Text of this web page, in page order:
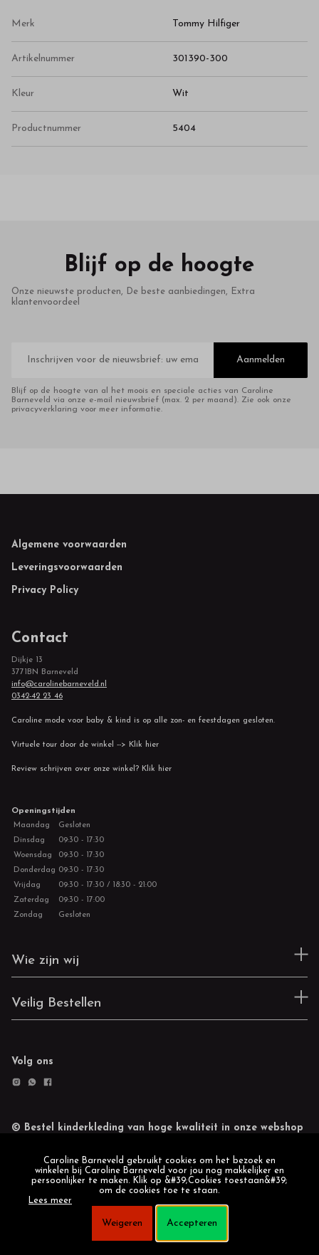
Merk Tommy Hilfiger
Artikelnummer 301390-300
Kleur Wit
Productnummer 5404
Blijf op de hoogte
Onze nieuwste producten, De beste aanbiedingen, Extra
klantenvoordeel
mailadres
Aanmelden
Blijf op de hoogte van al het moois en speciale acties van Caroline
Barneveld via onze e-mail nieuwsbrief (max. 2 per maand). Zie ook onze
privacyverklaring voor meer informatie.
Footer
Algemene voorwaarden
Leveringsvoorwaarden
Privacy Policy
Contact
Dijkje 13
3771BN Barneveld
info@carolinebarneveld.nl
0342-42 23 46
Caroline mode voor baby & kind is op alle zon- en feestdagen gesloten.
Virtuele tour door de winkel --> Klik hier
Review schrijven over onze winkel? Klik hier
Openingstijden
Maandag
Gesloten
Dinsdag
09:30 - 17:30
Woensdag
09:30 - 17:30
Donderdag 09:30 - 17:30
Vrijdag
09:30 - 17:30 / 18:30 - 21:00
Zaterdag
09:30 - 17:00
Zondag
Gesloten
Wie zijn wij
Veilig Bestellen
Volg ons
© Bestel kinderkleding van hoge kwaliteit in onze webshop
Caroline Barneveld gebruikt cookies om het bezoek en
winkelen bij Caroline Barneveld voor jou nog makkelijker en
persoonlijker te maken. Klik op &#39;Cookies toestaan&#39;
om de cookies toe te staan.
Lees meer
Weigeren Accepteren